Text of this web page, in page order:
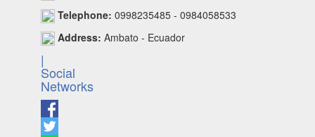
Telephone: 0998235485 - 0984058533
Address: Ambato - Ecuador
|
Social
Networks